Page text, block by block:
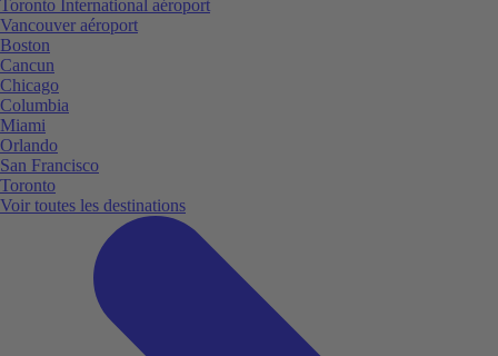
Toronto International aéroport
Vancouver aéroport
Boston
Cancun
Chicago
Columbia
Miami
Orlando
San Francisco
Toronto
Voir toutes les destinations